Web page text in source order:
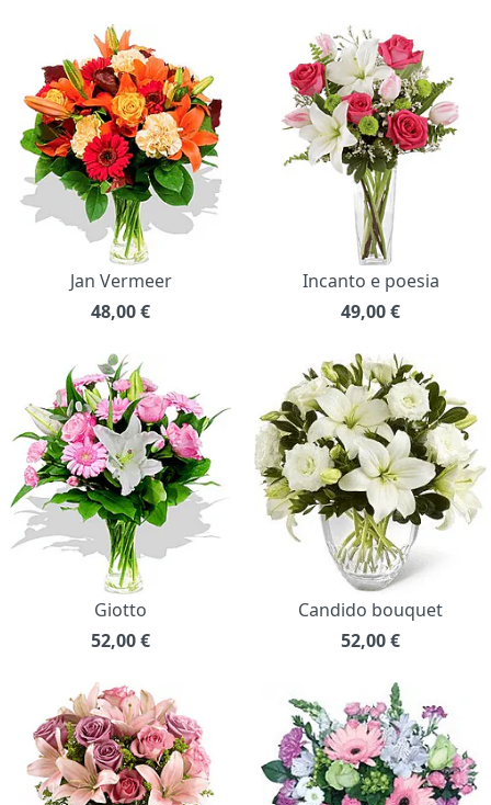
Jan Vermeer
48,00€
Incanto e poesia
49,00€
Giotto
52,00€
Candido bouquet
52,00€